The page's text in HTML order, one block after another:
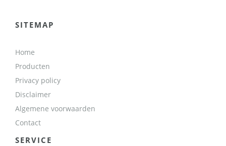
SITEMAP
Home
Producten
Privacy policy
Disclaimer
Algemene voorwaarden
Contact
SERVICE